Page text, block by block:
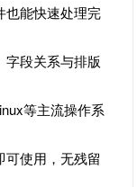
也能快速处理完
字段关系与排版
等主流操作系
使用，无残留